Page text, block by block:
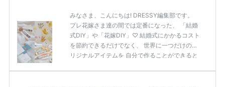
ますよね！ そんな最近の新郎新婦さまの中で
も、 […]続きを読む
みなさま、こんにちは! DRESSY編集部です。
プレ花嫁さま達の間では定番になった、 「結婚
式DIY」や「花嫁DIY」♡ 結婚式にかかるコスト
を節約できるだけでなく、 世界に一つだけのオ
リジナルアイテムを 自分で作ることができると